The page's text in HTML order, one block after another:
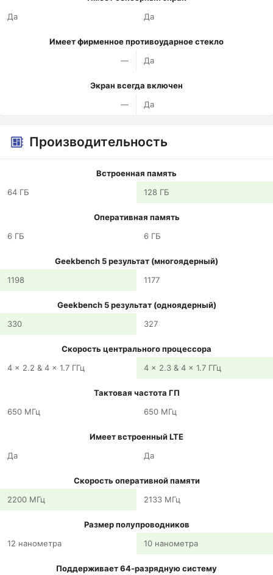
Да
Да
Имеет фирменное противоударное стекло
—
Да
Экран всегда включен
—
Да
Производительность
Встроенная память
64 ГБ
128 ГБ
Оперативная память
6 ГБ
6 ГБ
Geekbench 5 результат (многоядерный)
1198
1177
Geekbench 5 результат (одноядерный)
330
327
Скорость центрального процессора
4 x 2.2 & 4 x 1.7 ГГц
4 x 2.3 & 4 x 1.7 ГГц
Тактовая частота ГП
650 МГц
650 МГц
Имеет встроенный LTE
Да
Да
Скорость оперативной памяти
2200 МГц
2133 МГц
Размер полупроводников
12 нанометра
10 нанометра
Поддерживает 64-разрядную систему